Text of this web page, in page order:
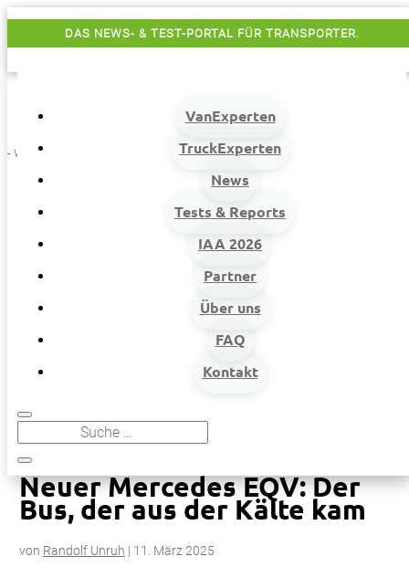
DAS NEWS- & TEST-PORTAL FÜR TRANSPORTER.
VanExperten
TruckExperten
News
Tests & Reports
IAA 2026
Partner
Über uns
FAQ
Kontakt
- Werbung -
9
Neuer Mercedes EQV: Der Bus, der aus der Kälte kam
Neuer Mercedes EQV: Der
Bus, der aus der Kälte kam
von Randolf Unruh | 11. März 2025